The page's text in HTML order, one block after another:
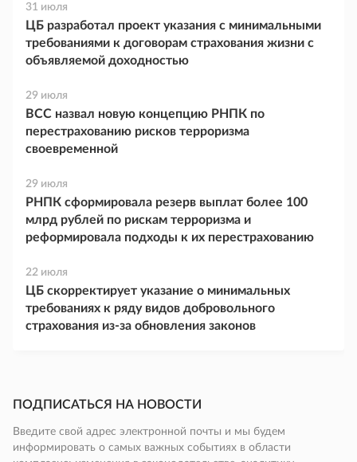
31 июля
ЦБ разработал проект указания с минимальными
требованиями к договорам страхования жизни с
объявляемой доходностью
29 июля
ВСС назвал новую концепцию РНПК по
перестрахованию рисков терроризма
своевременной
29 июля
РНПК сформировала резерв выплат более 100
млрд рублей по рискам терроризма и
реформировала подходы к их перестрахованию
22 июля
ЦБ скорректирует указание о минимальных
требованиях к ряду видов добровольного
страхования из-за обновления законов
ПОДПИСАТЬСЯ НА НОВОСТИ
Введите свой адрес электронной почты и мы будем
информировать о самых важных событиях в области